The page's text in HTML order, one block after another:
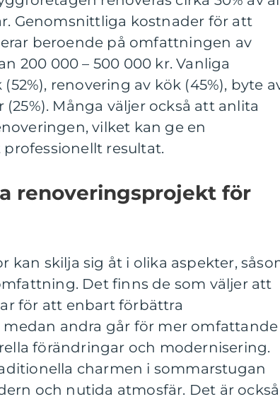
Genomsnittliga kostnader för att
beroende på omfattningen av
200 000 – 500 000 kr. Vanliga
renovering av kök (45%), byte
Många väljer också att anlita
vilket kan ge en
resultat.
renoveringsprojekt för
kan skilja sig åt i olika aspekter,
Det finns de som väljer att
för att enbart förbättra
andra går för mer omfattande
förändringar och modernisering.
charmen i sommarstugan
och nutida atmosfär. Det är också